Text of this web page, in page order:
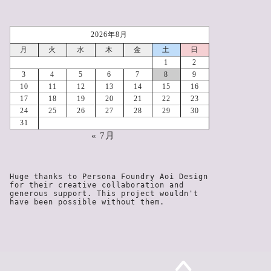
2026年8月
月
火 水 木 金 土
日
1
2
3
4 5 6 7 8
9
10
11 12 13 14 15
16
17
18 19 20 21 22
23
24
25 26 27 28 29
30
31
« 7月
Huge thanks to Persona Foundry Aoi Design
for their creative collaboration and
generous support. This project wouldn't
have been possible without them.